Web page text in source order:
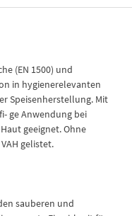
(EN 1500) und
in hygienerelevanten
Speisenherstellung. Mit
ge Anwendung bei
geeignet. Ohne
gelistet.
sauberen und